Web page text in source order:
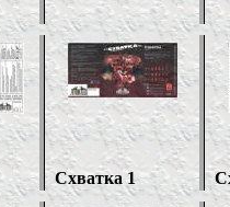
Схватка 1